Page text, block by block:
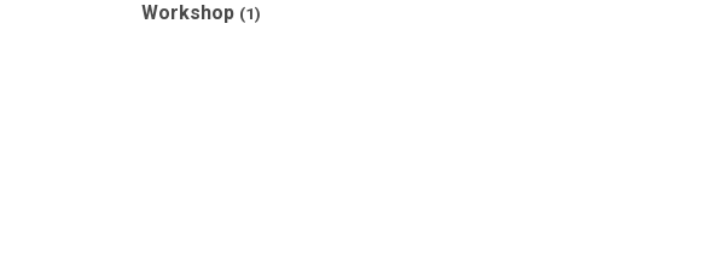
Workshop (1)